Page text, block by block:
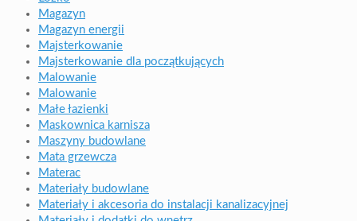
Magazyn
Magazyn energii
Majsterkowanie
Majsterkowanie dla początkujących
Malowanie
Malowanie
Małe łazienki
Maskownica karnisza
Maszyny budowlane
Mata grzewcza
Materac
Materiały budowlane
Materiały i akcesoria do instalacji kanalizacyjnej